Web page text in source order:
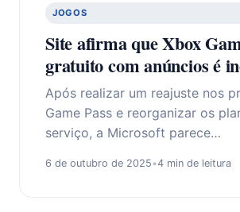
JOGOS
Site afirma que Xbox
gratuito com anúncios é
Após realizar um reajuste nos
Game Pass e reorganizar os
serviço, a Microsoft parece…
6 de outubro de 2025•4 min de leitura